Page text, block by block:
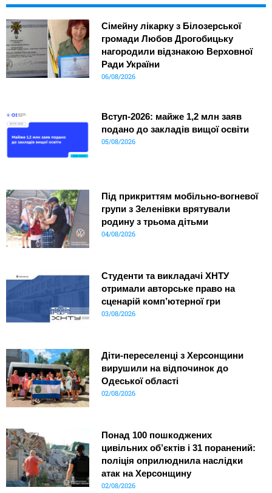
Сімейну лікарку з Білозерської
громади Любов Дрогобицьку
нагородили відзнакою Верховної
Ради України
06/08/2026
Вступ-2026: майже 1,2 млн заяв
подано до закладів вищої освіти
05/08/2026
Під прикриттям мобільно-вогневої
групи з Зеленівки врятували
родину з трьома дітьми
04/08/2026
Студенти та викладачі ХНТУ
отримали авторське право на
сценарій комп’ютерної гри
03/08/2026
Діти-переселенці з Херсонщини
вирушили на відпочинок до
Одеської області
02/08/2026
Понад 100 пошкоджених
цивільних об’єктів і 31 поранений:
поліція оприлюднила наслідки
атак на Херсонщину
02/08/2026